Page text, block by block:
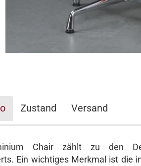
Zustand Versand
Chair zählt zu den
Ein wichtiges Merkmal ist die